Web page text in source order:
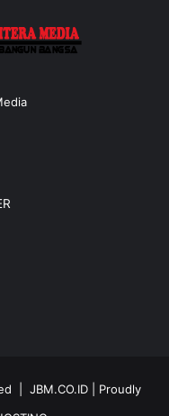
| JBM.CO.ID | Proudly